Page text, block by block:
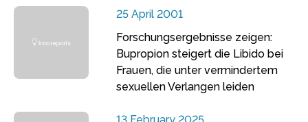
25 April 2001
Forschungsergebnisse zeigen:
Bupropion steigert die Libido bei
Frauen, die unter vermindertem
sexuellen Verlangen leiden
13 February 2025